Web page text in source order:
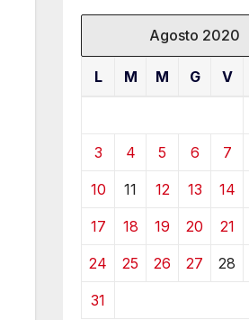
Agosto 2020
L M M G V
3 4 5 6 7
10 11 12 13 14
17 18 19 20 21
24 25 26 27 28
31